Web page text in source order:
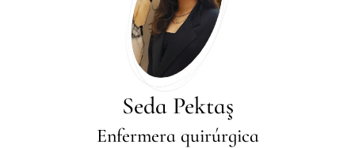
Seda Pektaş
Enfermera quirúrgica